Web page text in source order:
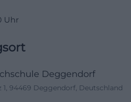
Uhr
Deggendorf
94469 Deggendorf, Deutschland